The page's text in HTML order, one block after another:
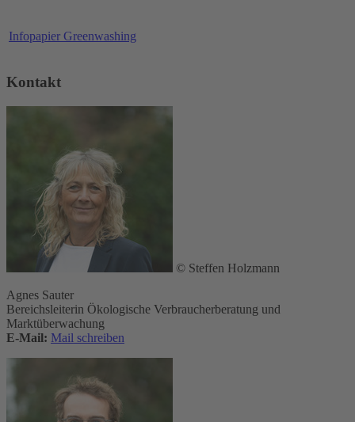
Infopapier Greenwashing
Kontakt
© Steffen Holzmann
Agnes Sauter
Bereichsleiterin Ökologische Verbraucherberatung und
Marktüberwachung
E-Mail: Mail schreiben